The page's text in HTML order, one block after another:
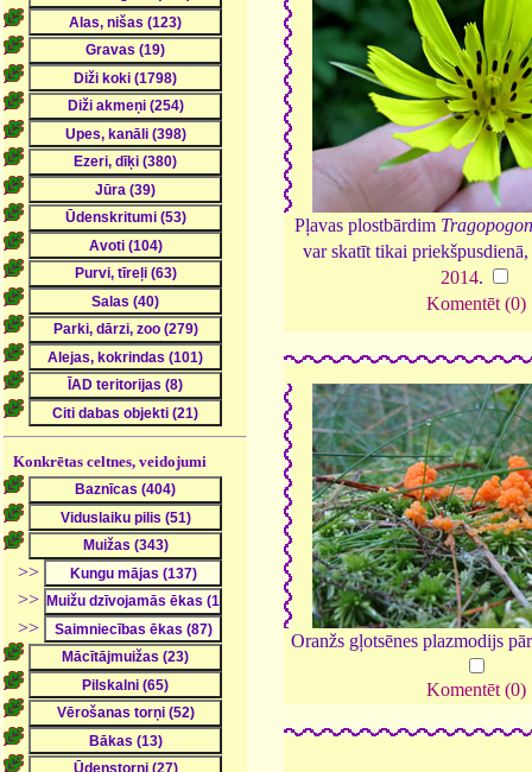
Konkrētas celtnes, veidojumi
>>
>>
>>
Pļavas plostbārdim
var skatīt tikai
2014.
Komentēt (0)
Oranžs gļotsēnes plazmodijs
Komentēt (0)